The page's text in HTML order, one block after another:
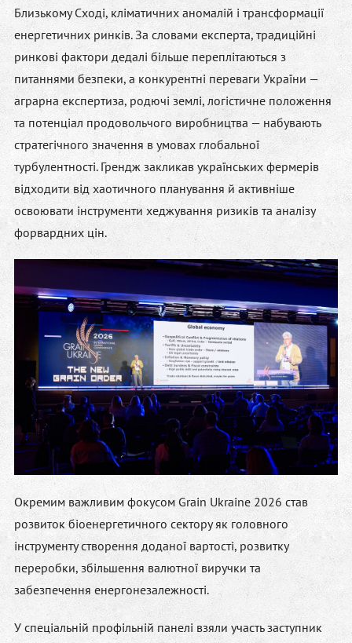
Близькому Сході, кліматичних аномалій і трансформації
енергетичних ринків. За словами експерта, традиційні
ринкові фактори дедалі більше переплітаються з
питаннями безпеки, а конкурентні переваги України —
аграрна експертиза, родючі землі, логістичне положення
та потенціал продовольчого виробництва — набувають
стратегічного значення в умовах глобальної
турбулентності. Грендж закликав українських фермерів
відходити від хаотичного планування й активніше
освоювати інструменти хеджування ризиків та аналізу
форвардних цін.
Окремим важливим фокусом Grain Ukraine 2026 став
розвиток біоенергетичного сектору як головного
інструменту створення доданої вартості, розвитку
переробки, збільшення валютної виручки та
забезпечення енергонезалежності.
У спеціальній профільній панелі взяли участь заступник